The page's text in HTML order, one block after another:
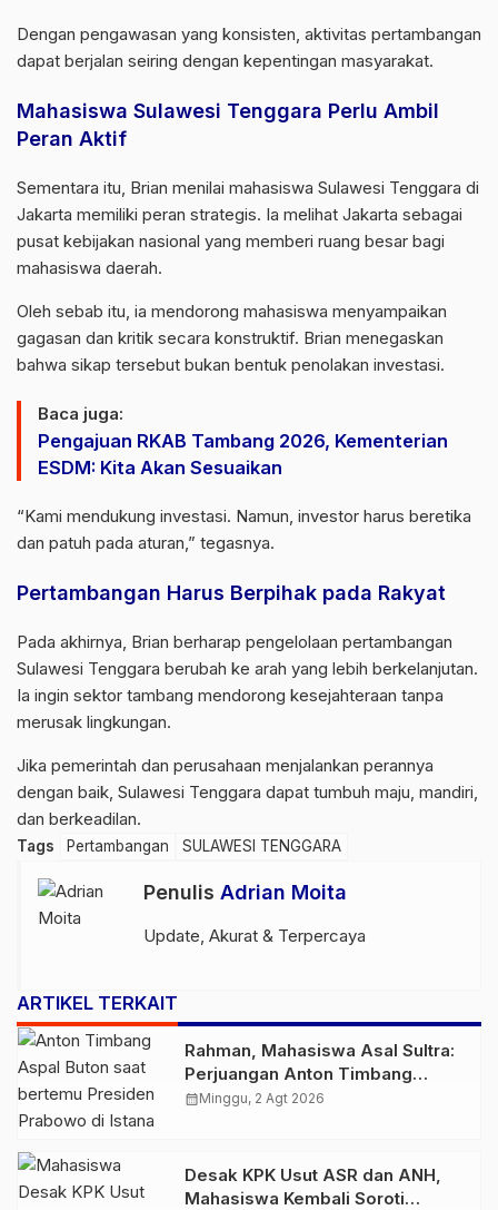
Dengan pengawasan yang konsisten, aktivitas pertambangan
dapat berjalan seiring dengan kepentingan masyarakat.
Mahasiswa Sulawesi Tenggara Perlu Ambil
Peran Aktif
Sementara itu, Brian menilai mahasiswa Sulawesi Tenggara di
Jakarta memiliki peran strategis. Ia melihat Jakarta sebagai
pusat kebijakan nasional yang memberi ruang besar bagi
mahasiswa daerah.
Oleh sebab itu, ia mendorong mahasiswa menyampaikan
gagasan dan kritik secara konstruktif. Brian menegaskan
bahwa sikap tersebut bukan bentuk penolakan investasi.
Baca juga:
Pengajuan RKAB Tambang 2026, Kementerian
ESDM: Kita Akan Sesuaikan
“Kami mendukung investasi. Namun, investor harus beretika
dan patuh pada aturan,” tegasnya.
Pertambangan Harus Berpihak pada Rakyat
Pada akhirnya, Brian berharap pengelolaan pertambangan
Sulawesi Tenggara berubah ke arah yang lebih berkelanjutan.
Ia ingin sektor tambang mendorong kesejahteraan tanpa
merusak lingkungan.
Jika pemerintah dan perusahaan menjalankan perannya
dengan baik, Sulawesi Tenggara dapat tumbuh maju, mandiri,
dan berkeadilan.
Tags Pertambangan SULAWESI TENGGARA
Penulis Adrian Moita
Update, Akurat & Terpercaya
ARTIKEL TERKAIT
Rahman, Mahasiswa Asal Sultra:
Perjuangan Anton Timbang
Membawa Aspal Buton ke
calendar_monthMinggu, 2 Agt 2026
Desak KPK Usut ASR dan ANH,
Mahasiswa Kembali Soroti